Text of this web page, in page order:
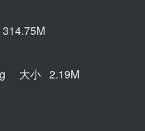
大小 2.19M